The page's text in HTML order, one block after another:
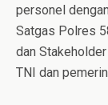
personel
Satgas Polres
dan
TNI dan